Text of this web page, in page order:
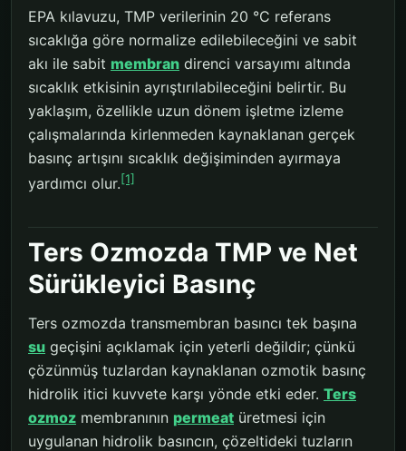
EPA kılavuzu, TMP verilerinin 20 °C referans
sıcaklığa göre normalize edilebileceğini ve sabit
akı ile sabit membran direnci varsayımı altında
sıcaklık etkisinin ayrıştırılabileceğini belirtir. Bu
yaklaşım, özellikle uzun dönem işletme izleme
çalışmalarında kirlenmeden kaynaklanan gerçek
basınç artışını sıcaklık değişiminden ayırmaya
yardımcı olur.[1]
Ters Ozmozda TMP ve Net
Sürükleyici Basınç
Ters ozmozda transmembran basıncı tek başına
su geçişini açıklamak için yeterli değildir; çünkü
çözünmüş tuzlardan kaynaklanan ozmotik basınç
hidrolik itici kuvvete karşı yönde etki eder. Ters
ozmoz membranının permeat üretmesi için
uygulanan hidrolik basıncın, çözeltideki tuzların